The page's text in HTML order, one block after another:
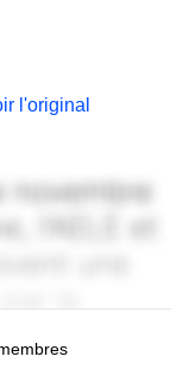
l'original